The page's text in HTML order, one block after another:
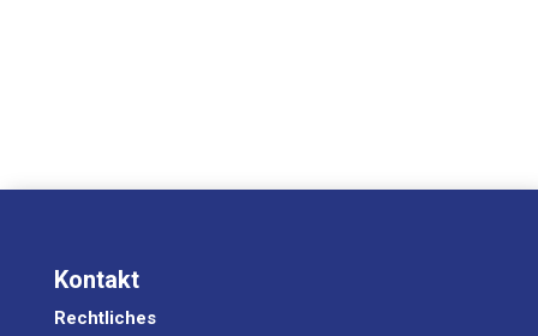
Kontakt
Rechtliches